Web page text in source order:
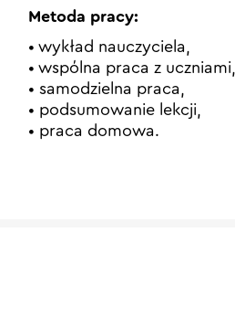
Metoda pracy:
• wykład nauczyciela,
• wspólna praca z uczniami,
• samodzielna praca,
• podsumowanie lekcji,
• praca domowa.